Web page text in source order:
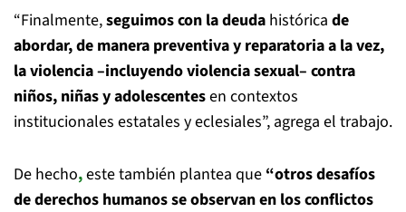
“Finalmente,seguimos con la deuda histórica de
abordar, de manera preventiva y reparatoria a la vez,
la violencia –incluyendo violencia sexual– contra
niños, niñas y adolescentesen contextos
institucionales estatales y eclesiales”, agrega el trabajo.
De hecho,este también plantea que “otros desafíos
de derechos humanos se observan en los conflictos